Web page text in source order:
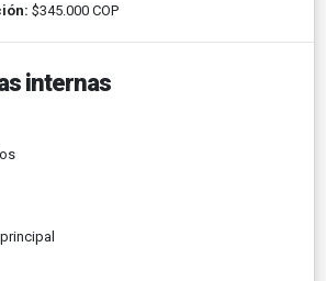
$345.000 COP
internas